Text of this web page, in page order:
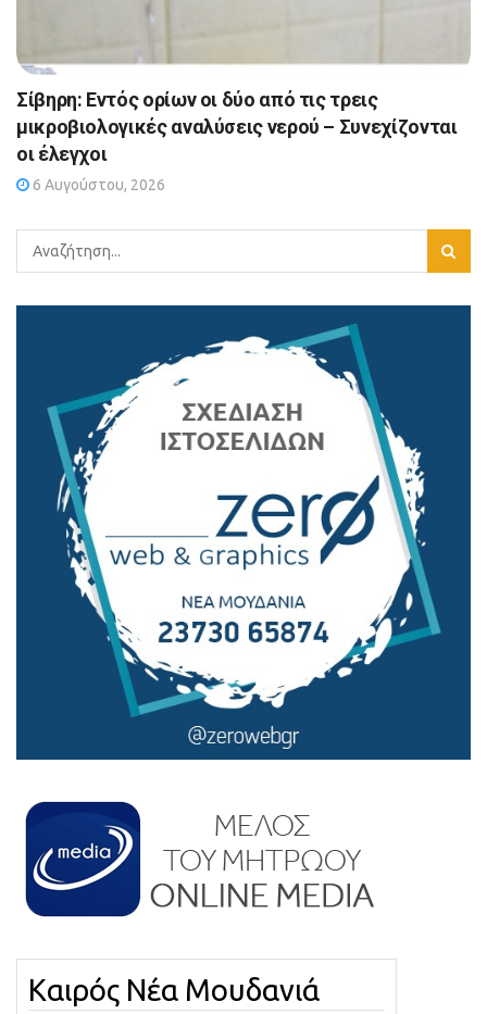
Σίβηρη: Εντός ορίων οι δύο από τις τρεις
μικροβιολογικές αναλύσεις νερού – Συνεχίζονται
οι έλεγχοι
6 Αυγούστου, 2026
Καιρός Νέα Μουδανιά